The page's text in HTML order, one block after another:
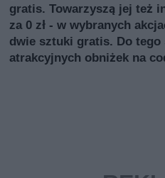
gratis. Towarzyszą jej też
za 0 zł - w wybranych
dwie sztuki gratis. Do tego
atrakcyjnych obniżek na